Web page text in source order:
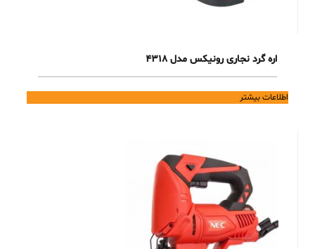
اره گرد نجاری رونیکس مدل 4318
اطلاعات بیشتر